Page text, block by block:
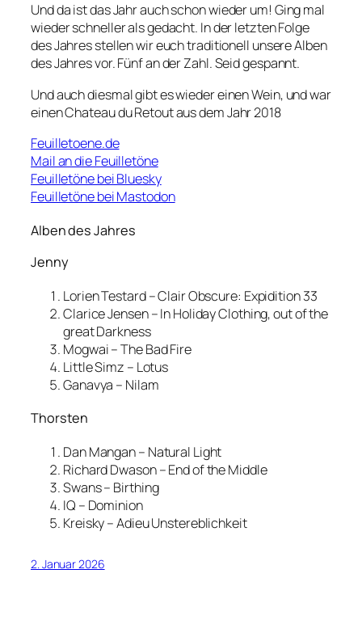
Und da ist das Jahr auch schon wieder um! Ging mal
wieder schneller als gedacht. In der letzten Folge
des Jahres stellen wir euch traditionell unsere Alben
des Jahres vor. Fünf an der Zahl. Seid gespannt.
Und auch diesmal gibt es wieder einen Wein, und war
einen Chateau du Retout aus dem Jahr 2018
Feuilletoene.de
Mail an die Feuilletöne
Feuilletöne bei Bluesky
Feuilletöne bei Mastodon
Alben des Jahres
Jenny
Lorien Testard – Clair Obscure: Expidition 33
Clarice Jensen – In Holiday Clothing, out of the
great Darkness
Mogwai – The Bad Fire
Little Simz – Lotus
Ganavya – Nilam
Thorsten
Dan Mangan – Natural Light
Richard Dwason – End of the Middle
Swans – Birthing
IQ – Dominion
Kreisky – Adieu Unstereblichkeit
2. Januar 2026